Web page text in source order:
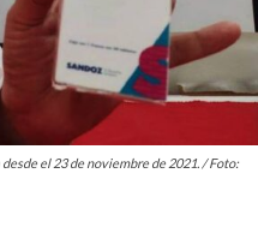
el 23 de noviembre de 2021. / Foto: